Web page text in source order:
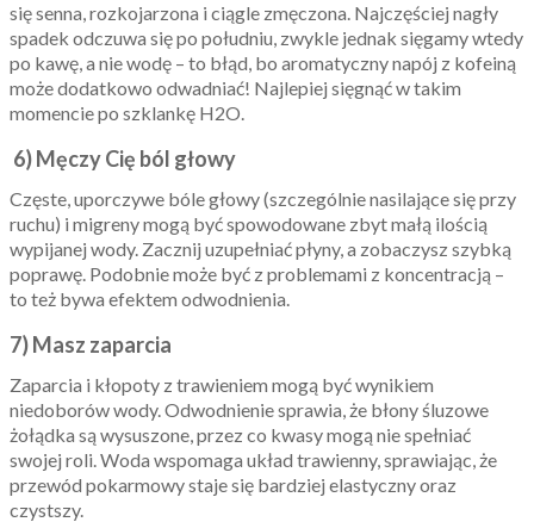
się senna, rozkojarzona i ciągle zmęczona. Najczęściej nagły
spadek odczuwa się po południu, zwykle jednak sięgamy wtedy
po kawę, a nie wodę – to błąd, bo aromatyczny napój z kofeiną
może dodatkowo odwadniać! Najlepiej sięgnąć w takim
momencie po szklankę H2O.
6) Męczy Cię ból głowy
Częste, uporczywe bóle głowy (szczególnie nasilające się przy
ruchu) i migreny mogą być spowodowane zbyt małą ilością
wypijanej wody. Zacznij uzupełniać płyny, a zobaczysz szybką
poprawę. Podobnie może być z problemami z koncentracją –
to też bywa efektem odwodnienia.
7) Masz zaparcia
Zaparcia i kłopoty z trawieniem mogą być wynikiem
niedoborów wody. Odwodnienie sprawia, że błony śluzowe
żołądka są wysuszone, przez co kwasy mogą nie spełniać
swojej roli. Woda wspomaga układ trawienny, sprawiając, że
przewód pokarmowy staje się bardziej elastyczny oraz
czystszy.